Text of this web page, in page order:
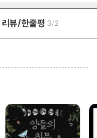
리뷰/한줄평 3/2